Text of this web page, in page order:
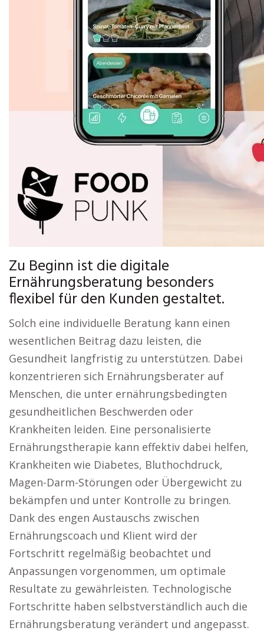
Zu Beginn ist die digitale
Ernährungsberatung besonders
flexibel für den Kunden gestaltet.
Solch eine individuelle Beratung kann einen
wesentlichen Beitrag dazu leisten, die
Gesundheit langfristig zu unterstützen. Dabei
konzentrieren sich Ernährungsberater auf
Menschen, die unter ernährungsbedingten
gesundheitlichen Beschwerden oder
Krankheiten leiden. Eine personalisierte
Ernährungstherapie kann effektiv dabei helfen,
Krankheiten wie Diabetes, Bluthochdruck,
Magen-Darm-Störungen oder Übergewicht zu
bekämpfen und unter Kontrolle zu bringen.
Dank des engen Austauschs zwischen
Ernährungscoach und Klient wird der
Fortschritt regelmäßig beobachtet und
Anpassungen vorgenommen, um optimale
Resultate zu gewährleisten. Technologische
Fortschritte haben selbstverständlich auch die
Ernährungsberatung verändert und angepasst.